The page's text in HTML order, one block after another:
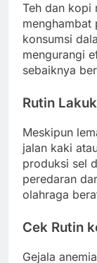
Teh dan kopi
menghambat
konsumsi
mengurangi
sebaiknya
Rutin
Meskipun
jalan kaki
produksi sel
peredaran
olahraga
Cek Rutin
Gejala